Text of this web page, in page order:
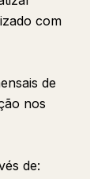
com
de
nos
de: